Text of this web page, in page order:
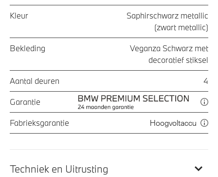
Kleur
Saphirschwarz metallic
(zwart metallic)
Bekleding
Veganza Schwarz met
decoratief stiksel
Aantal deuren 4
Garantie
Fabrieksgarantie Hoogvoltaccu
Techniek en Uitrusting